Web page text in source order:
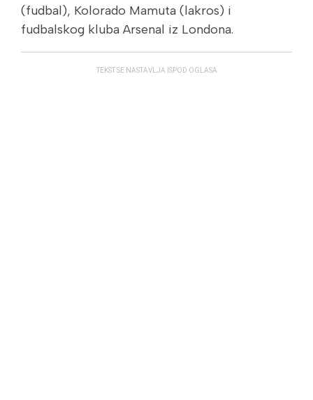
(fudbal), Kolorado Mamuta (lakros) i
fudbalskog kluba Arsenal iz Londona.
TEKST SE NASTAVLJA ISPOD OGLASA